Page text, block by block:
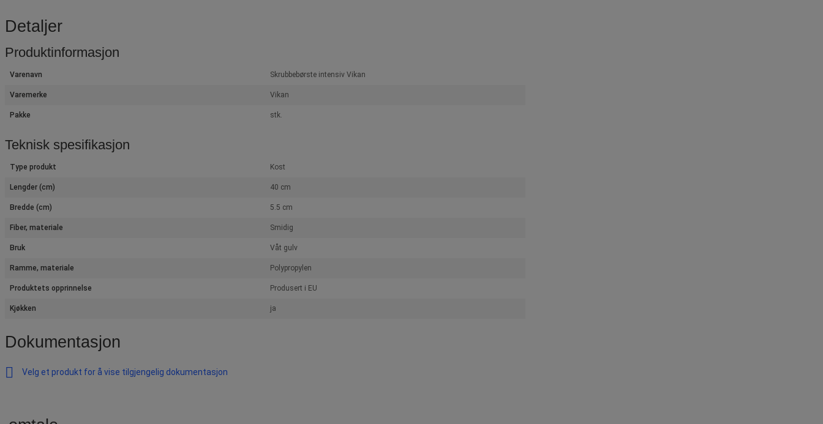
Detaljer
Produktinformasjon
Varenavn Skrubbebørste intensiv Vikan
Varemerke Vikan
Pakke stk.
Teknisk spesifikasjon
Type produkt Kost
Lengder (cm) 40 cm
Bredde (cm) 5.5 cm
Fiber, materiale Smidig
Bruk Våt gulv
Ramme, materiale Polypropylen
Produktets opprinnelse Produsert i EU
Kjøkken ja
Dokumentasjon
Velg et produkt for å vise tilgjengelig dokumentasjon